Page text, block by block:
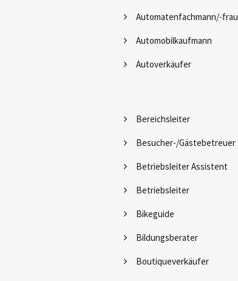
Automatenfachmann/-frau
Automobilkaufmann
Autoverkäufer
Bereichsleiter
Besucher-/Gästebetreuer
Betriebsleiter Assistent
Betriebsleiter
Bikeguide
Bildungsberater
Boutiqueverkäufer